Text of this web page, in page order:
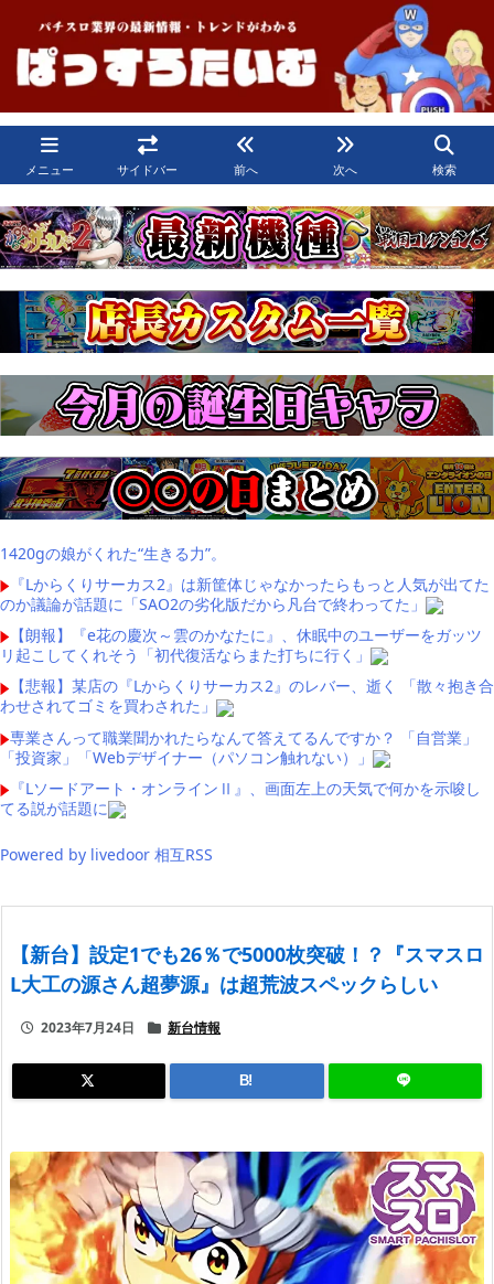
メニュー サイドバー 前へ 次へ 検索
1420gの娘がくれた“生きる力”。
『Lからくりサーカス2』は新筐体じゃなかったらもっと人気が出てた
のか議論が話題に「SAO2の劣化版だから凡台で終わってた」
【朗報】『e花の慶次～雲のかなたに』、休眠中のユーザーをガッツ
リ起こしてくれそう「初代復活ならまた打ちに行く」
【悲報】某店の『Lからくりサーカス2』のレバー、逝く 「散々抱き合
わせされてゴミを買わされた」
専業さんって職業聞かれたらなんて答えてるんですか？ 「自営業」
「投資家」「Webデザイナー（パソコン触れない）」
『Lソードアート・オンラインⅡ』、画面左上の天気で何かを示唆し
てる説が話題に
Powered by livedoor 相互RSS
【新台】設定1でも26％で5000枚突破！？『スマスロ
L大工の源さん超夢源』は超荒波スペックらしい
2023年7月24日 新台情報
B!